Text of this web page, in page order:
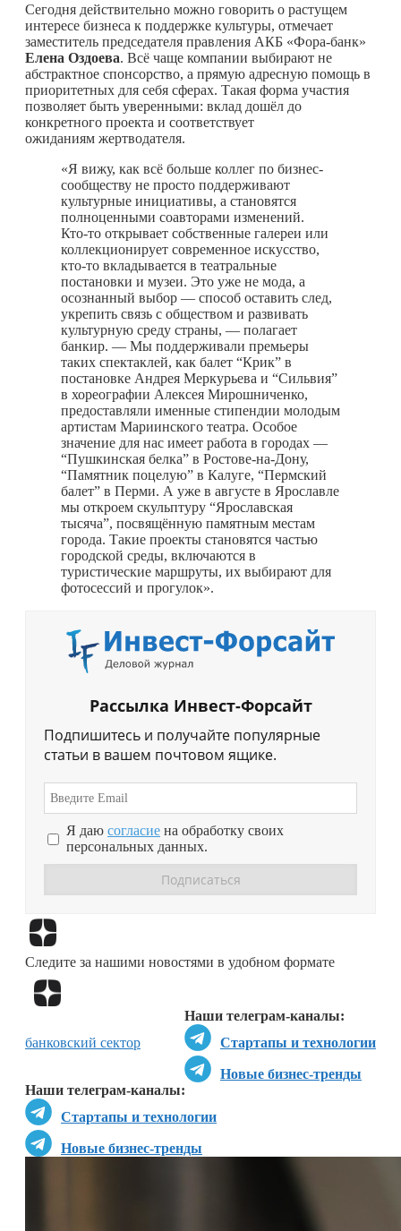
Сегодня действительно можно говорить о растущем
интересе бизнеса к поддержке культуры, отмечает
заместитель председателя правления АКБ «Фора-банк»
Елена Оздоева. Всё чаще компании выбирают не
абстрактное спонсорство, а прямую адресную помощь в
приоритетных для себя сферах. Такая форма участия
позволяет быть уверенными: вклад дошёл до
конкретного проекта и соответствует
ожиданиям жертводателя.
«Я вижу, как всё больше коллег по бизнес-
сообществу не просто поддерживают
культурные инициативы, а становятся
полноценными соавторами изменений.
Кто-то открывает собственные галереи или
коллекционирует современное искусство,
кто-то вкладывается в театральные
постановки и музеи. Это уже не мода, а
осознанный выбор — способ оставить след,
укрепить связь с обществом и развивать
культурную среду страны, — полагает
банкир. — Мы поддерживали премьеры
таких спектаклей, как балет “Крик” в
постановке Андрея Меркурьева и “Сильвия”
в хореографии Алексея Мирошниченко,
предоставляли именные стипендии молодым
артистам Мариинского театра. Особое
значение для нас имеет работа в городах —
“Пушкинская белка” в Ростове-на-Дону,
“Памятник поцелую” в Калуге, “Пермский
балет” в Перми. А уже в августе в Ярославле
мы откроем скульптуру “Ярославская
тысяча”, посвящённую памятным местам
города. Такие проекты становятся частью
городской среды, включаются в
туристические маршруты, их выбирают для
фотосессий и прогулок».
Рассылка Инвест-Форсайт
Подпишитесь и получайте популярные
статьи в вашем почтовом ящике.
Я даю согласие на обработку своих
персональных данных.
Следите за нашими новостями в удобном формате
Наши телеграм-каналы:
Стартапы и технологии
Новые бизнес-тренды
Наши телеграм-каналы:
Стартапы и технологии
Новые бизнес-тренды
банковский сектор